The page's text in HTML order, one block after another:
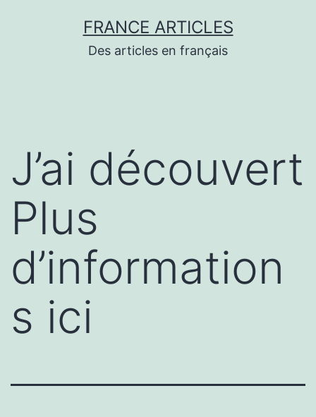
FRANCE ARTICLES
Des articles en français
J’ai découvert
Plus
d’information
s ici